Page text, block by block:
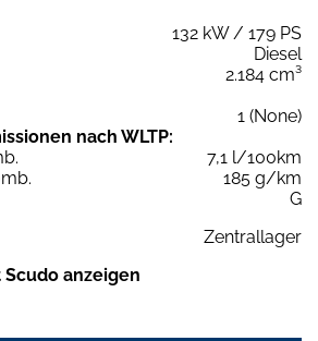
132 kW / 179 PS
Diesel
2.184 cm³
1 (None)
nach WLTP:
7,1 l/100km
185 g/km
G
Zentrallager
Scudo anzeigen